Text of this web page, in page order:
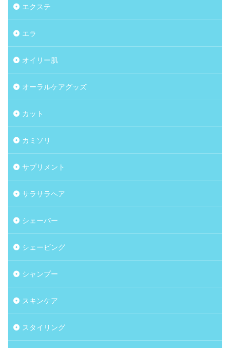
エクステ
エラ
オイリー肌
オーラルケアグッズ
カット
カミソリ
サプリメント
サラサラヘア
シェーバー
シェービング
シャンプー
スキンケア
スタイリング